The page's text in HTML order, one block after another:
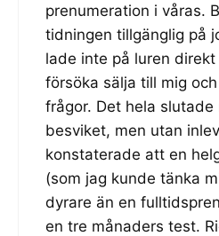
prenumeration i våras.
tidningen tillgänglig på
lade inte på luren
försöka sälja till mig
frågor. Det hela
besviket, men utan
konstaterade att en
(som jag kunde tänka
dyrare än en
en tre månaders test.